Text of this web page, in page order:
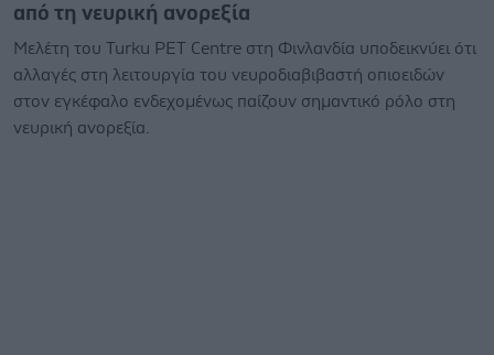
από τη νευρική ανορεξία
Μελέτη του Turku PET Centre στη Φινλανδία υποδεικνύει ότι
αλλαγές στη λειτουργία του νευροδιαβιβαστή οπιοειδών
στον εγκέφαλο ενδεχομένως παίζουν σημαντικό ρόλο στη
νευρική ανορεξία.